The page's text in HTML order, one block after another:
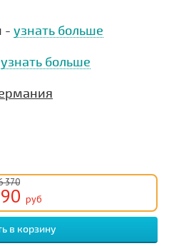
- узнать больше
узнать больше
370
руб